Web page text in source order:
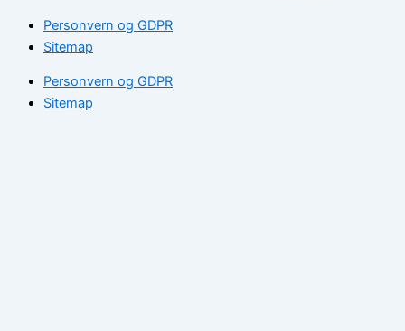
Personvern og GDPR
Sitemap
Personvern og GDPR
Sitemap